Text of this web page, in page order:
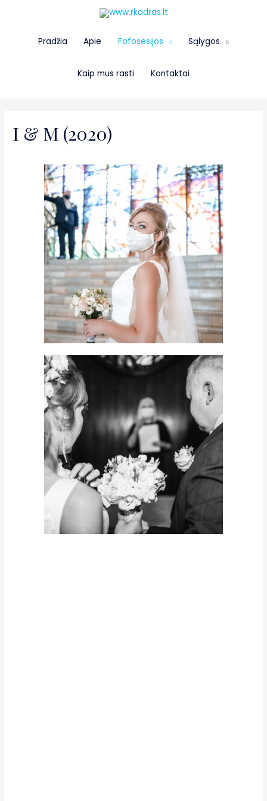
Pradžia Apie Fofosesijos Sąlygos
Kaip mus rasti Kontaktai
I & M (2020)